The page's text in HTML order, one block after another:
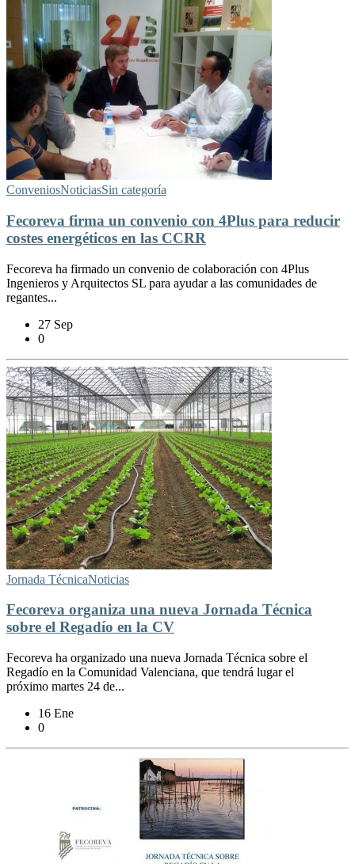
ConveniosNoticiasSin categoría
Fecoreva firma un convenio con 4Plus para reducir
costes energéticos en las CCRR
Fecoreva ha firmado un convenio de colaboración con 4Plus
Ingenieros y Arquitectos SL para ayudar a las comunidades de
regantes...
27 Sep
0
Jornada TécnicaNoticias
Fecoreva organiza una nueva Jornada Técnica
sobre el Regadío en la CV
Fecoreva ha organizado una nueva Jornada Técnica sobre el
Regadío en la Comunidad Valenciana, que tendrá lugar el
próximo martes 24 de...
16 Ene
0